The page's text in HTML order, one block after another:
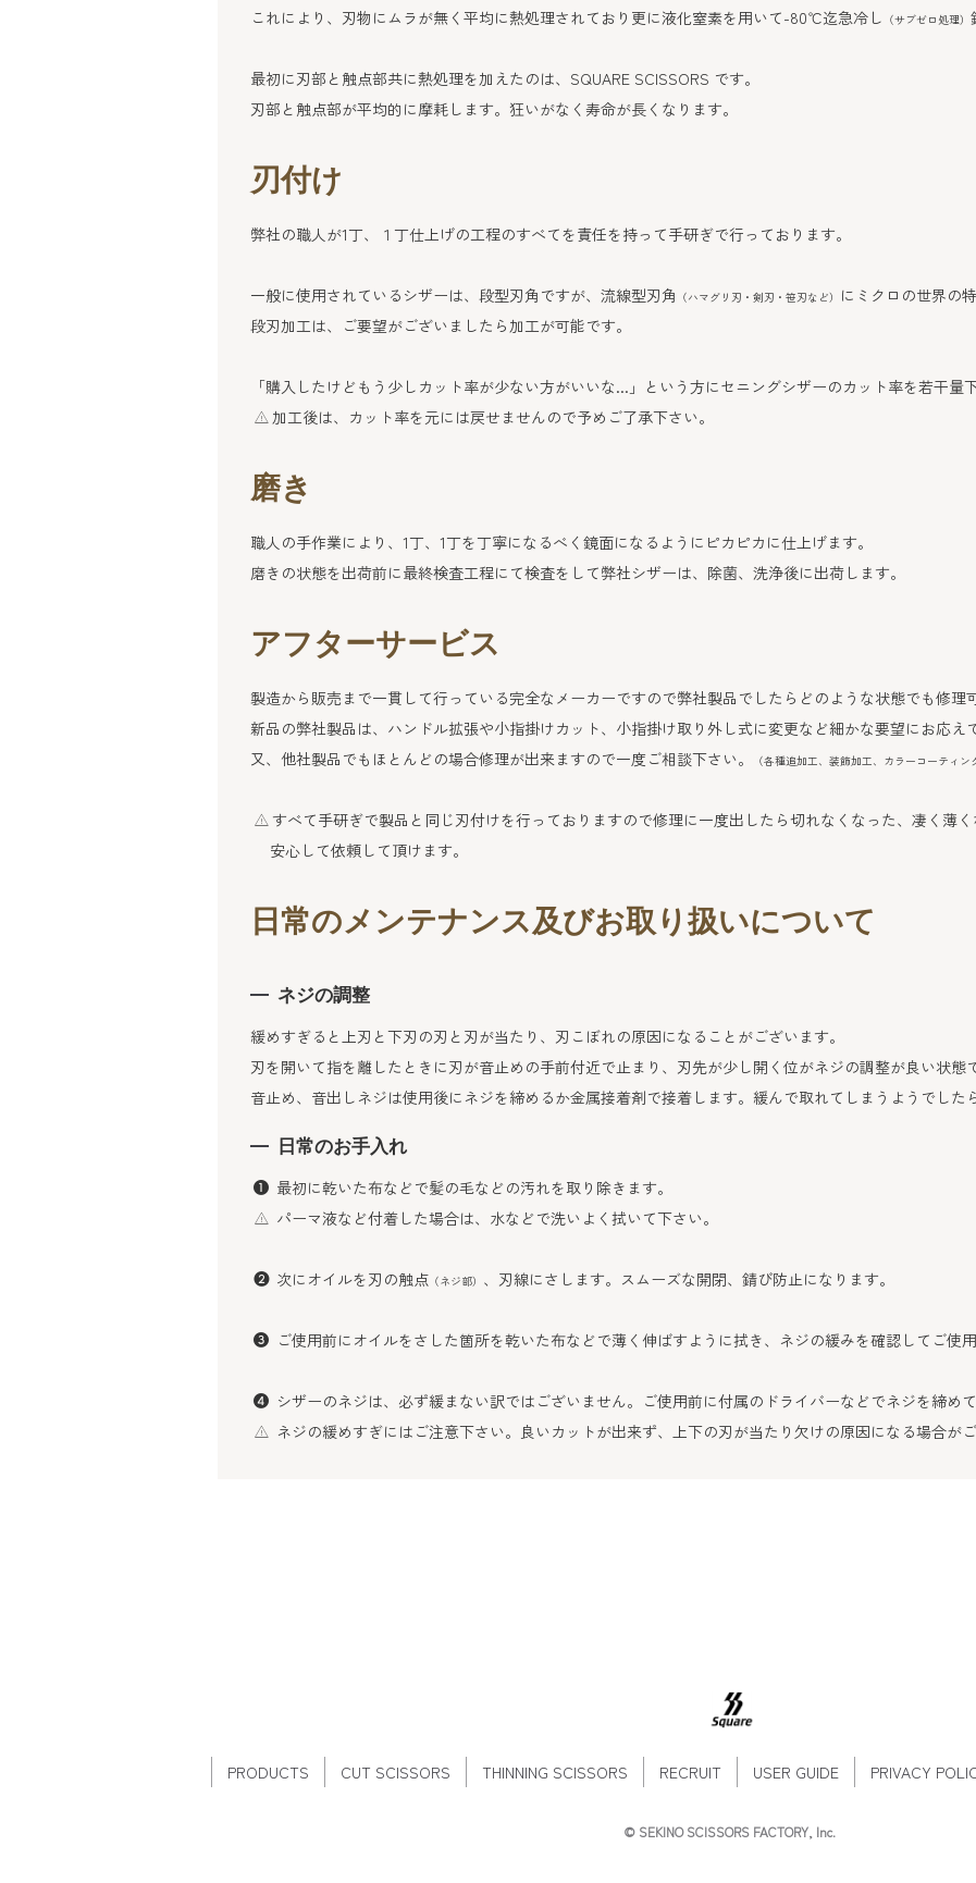
これにより、刃物にムラが無く平均に熱処理されており更に液化窒素を用いて-80℃迄急冷し （サブゼロ処理）
最初に刃部と触点部共に熱処理を加えたのは、SQUARE SCISSORS です。
刃部と触点部が平均的に摩耗します。狂いがなく寿命が長くなります。
刃付け
弊社の職人が1丁、１丁仕上げの工程のすべてを責任を持って手研ぎで行っております。
一般に使用されているシザーは、段型刃角ですが、流線型刃角 （ハマグリ刃・剣刃・笹刃など）
にミクロの世界の
段刃加工は、ご要望がございましたら加工が可能です。
「購入したけどもう少しカット率が少ない方がいいな...」という方にセニングシザーのカット率を若干量
加工後は、カット率を元には戻せませんので予めご了承下さい。
磨き
職人の手作業により、1丁、1丁を丁寧になるべく鏡面になるようにピカピカに仕上げます。
磨きの状態を出荷前に最終検査工程にて検査をして弊社シザーは、除菌、洗浄後に出荷します。
アフターサービス
製造から販売まで一貫して行っている完全なメーカーですので弊社製品でしたらどのような状態でも修理
新品の弊社製品は、ハンドル拡張や小指掛けカット、小指掛け取り外し式に変更など細かな要望にお応え
又、他社製品でもほとんどの場合修理が出来ますので一度ご相談下さい。
（各種追加工、装飾加工、カラーコーティ
すべて手研ぎで製品と同じ刃付けを行っておりますので修理に一度出したら切れなくなった、凄く薄く
安心して依頼して頂けます。
日常のメンテナンス及びお取り扱いについて
ネジの調整
緩めすぎると上刃と下刃の刃と刃が当たり、刃こぼれの原因になることがございます。
刃を開いて指を離したときに刃が音止めの手前付近で止まり、刃先が少し開く位がネジの調整が良い状態
音止め、音出しネジは使用後にネジを締めるか金属接着剤で接着します。 緩んで取れてしまうようでした
日常のお手入れ
最初に乾いた布などで髪の毛などの汚れを取り除きます。
パーマ液など付着した場合は、水などで洗いよく拭いて下さい。
次にオイルを刃の触点 （ネジ部） 、刃線にさします。スムーズな開閉、錆び防止になります。
ご使用前にオイルをさした箇所を乾いた布などで薄く伸ばすように拭き、ネジの緩みを確認してご使用
シザーのネジは、必ず緩まない訳ではございません。ご使用前に付属のドライバーなどでネジを締めて
ネジの緩めすぎにはご注意下さい。良いカットが出来ず、上下の刃が当たり欠けの原因になる場合がご
PRODUCTS CUT SCISSORS THINNING SCISSORS RECRUIT USER GUIDE PRIVACY
©️ SEKINO SCISSORS FACTORY, Inc.